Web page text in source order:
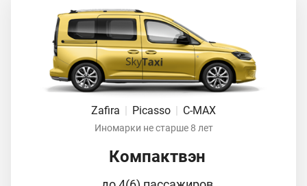
Zafira | Picasso | C-MAX
Иномарки не старше 8 лет
Компактвэн